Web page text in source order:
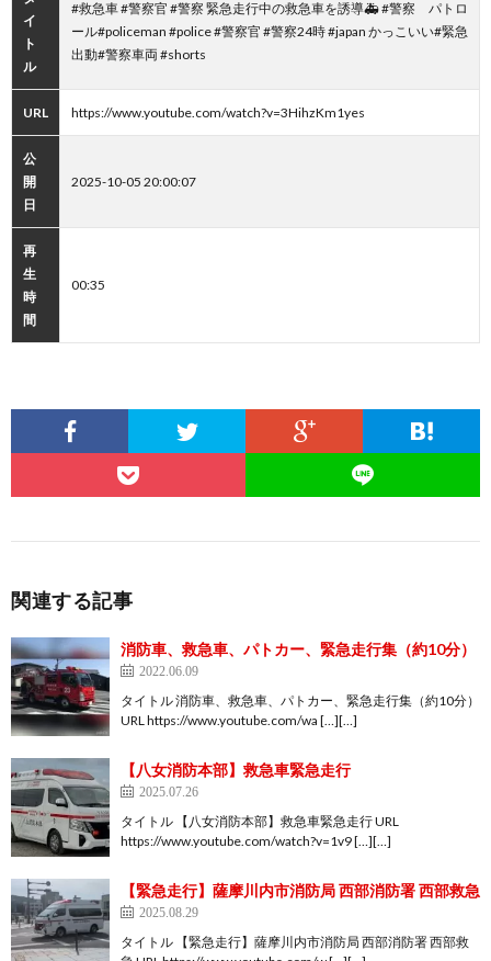
イ
ト
ル
#救急車 #警察官 #警察 緊急走行中の救急車を誘導🚑 #警察 パトロ
ール#policeman #police #警察官 #警察24時 #japan かっこいい#緊急
出動#警察車両 #shorts
URL https://www.youtube.com/watch?v=3HihzKm1yes
公
開
日
2025-10-05 20:00:07
再
生
時
間
00:35
関連する記事
消防車、救急車、パトカー、緊急走行集（約10分）
2022.06.09
タイトル 消防車、救急車、パトカー、緊急走行集（約10分）
URL https://www.youtube.com/wa […][…]
【八女消防本部】救急車緊急走行
2025.07.26
タイトル 【八女消防本部】救急車緊急走行 URL
https://www.youtube.com/watch?v=1v9 […][…]
【緊急走行】薩摩川内市消防局 西部消防署 西部救急
2025.08.29
タイトル 【緊急走行】薩摩川内市消防局 西部消防署 西部救